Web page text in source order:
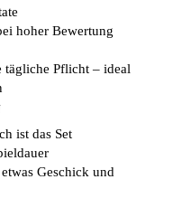
hoher Bewertung
tägliche Pflicht – ideal
ist das Set
Geschick und